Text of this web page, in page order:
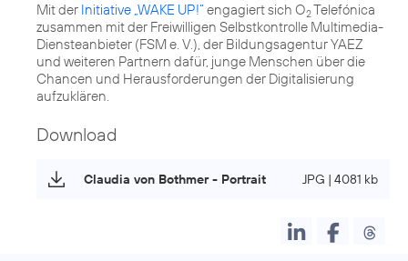
Mit der Initiative „WAKE UP!“ engagiert sich O2Telefónica
zusammen mit der Freiwilligen Selbstkontrolle Multimedia-
Diensteanbieter (FSM e. V.), der Bildungsagentur YAEZ
und weiteren Partnern dafür, junge Menschen über die
Chancen und Herausforderungen der Digitalisierung
aufzuklären.
Download
Claudia von Bothmer - Portrait JPG | 4081 kb